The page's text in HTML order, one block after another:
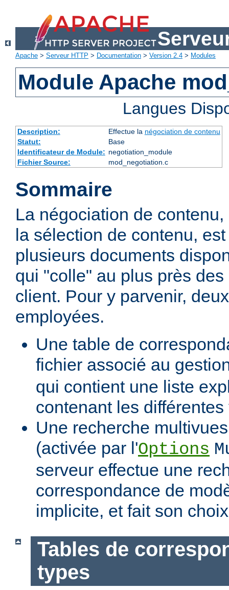
Apache > Serveur HTTP > Documentation > Version 2.4 > Modules
Module Apache
Langues
Description: Effectue la négociation de contenu
Statut:
Base
Identificateur de Module: negotiation_module
Fichier Source:
mod_negotiation.c
Sommaire
La négociation de
la sélection de contenu,
plusieurs documents
qui "colle" au plus près
client. Pour y parvenir,
employées.
Une table de
fichier associé au
qui contient une liste
contenant les
Une recherche
(activée par l'Options
serveur effectue une
correspondance de
implicite, et fait son
Tables de
types